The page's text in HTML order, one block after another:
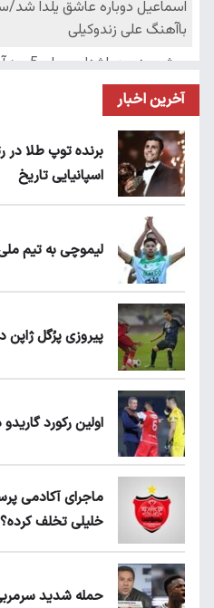
آخرین اخبار
برنده توپ طلا در
اسپانیایی تاریخ
لیموچی به تیم
پیروزی پرُگل ژاپن
اولین رکورد
ماجرای آکادمی
خلیلی تخلف کرده؟
حمله شدید